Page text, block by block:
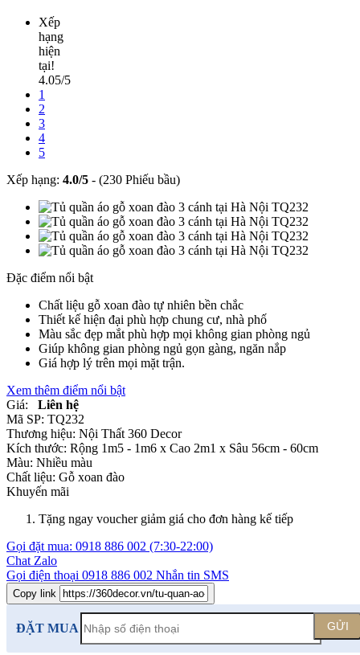
Xếp
hạng
hiện
tại!
4.05/5
1
2
3
4
5
Xếp hạng: 4.0/5 - (230 Phiếu bầu)
Đặc điểm nổi bật
Chất liệu gỗ xoan đào tự nhiên bền chắc
Thiết kế hiện đại phù hợp chung cư, nhà phố
Màu sắc đẹp mắt phù hợp mọi không gian phòng ngủ
Giúp không gian phòng ngủ gọn gàng, ngăn nắp
Giá hợp lý trên mọi mặt trận.
Xem thêm điểm nổi bật
Giá:
Liên hệ
Mã SP: TQ232
Thương hiệu: Nội Thất 360 Decor
Kích thước: Rộng 1m5 - 1m6 x Cao 2m1 x Sâu 56cm - 60cm
Màu: Nhiều màu
Chất liệu: Gỗ xoan đào
Khuyến mãi
Tặng ngay voucher giảm giá cho đơn hàng kế tiếp
Gọi đặt mua: 0918 886 002 (7:30-22:00)
Chat Zalo
Gọi điện thoại 0918 886 002 Nhắn tin SMS
Copy link
ĐẶT MUA GỬI